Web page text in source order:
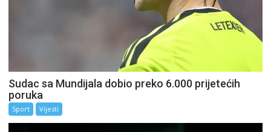
Sudac sa Mundijala dobio preko 6.000 prijetećih
poruka
Sport Vijesti